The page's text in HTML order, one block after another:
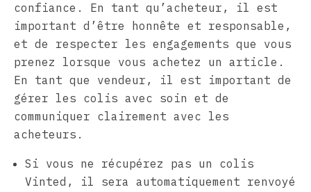
confiance. En tant qu’acheteur, il est
important d’être honnête et responsable,
et de respecter les engagements que vous
prenez lorsque vous achetez un article.
En tant que vendeur, il est important de
gérer les colis avec soin et de
communiquer clairement avec les
acheteurs.
Si vous ne récupérez pas un colis
Vinted, il sera automatiquement renvoyé